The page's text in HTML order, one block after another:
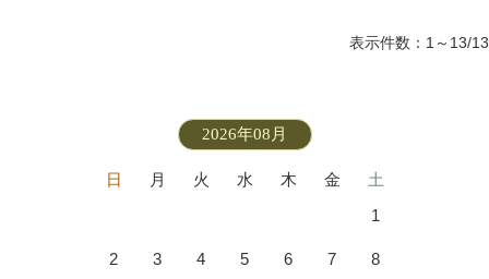
表示件数：1～13/13
2026年08月
日 月 火 水 木 金
土
1
2 3 4 5 6 7 8